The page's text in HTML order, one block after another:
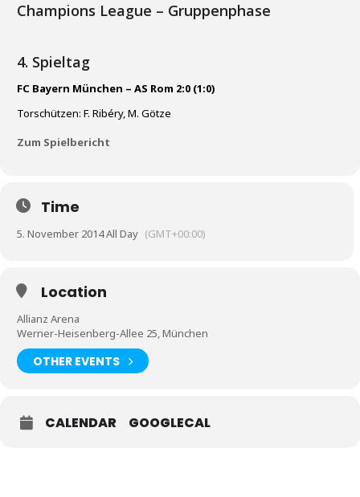
Champions League – Gruppenphase
4. Spieltag
FC Bayern München – AS Rom 2:0 (1:0)
Torschützen: F. Ribéry, M. Götze
Zum Spielbericht
Time
5. November 2014 All Day (GMT+00:00)
Location
Allianz Arena
Werner-Heisenberg-Allee 25, München
OTHER EVENTS
CALENDAR GOOGLECAL